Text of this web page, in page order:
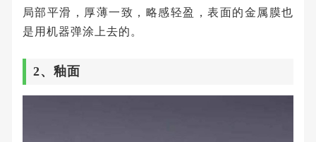
局部平滑，厚薄一致，略感轻盈，表面的金属膜也
是用机器弹涂上去的。
2、釉面